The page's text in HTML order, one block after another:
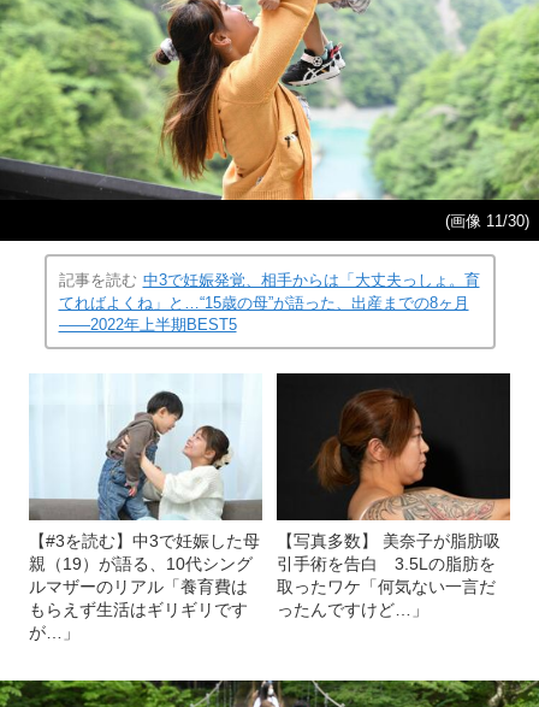
(画像 11/30)
記事を読む 中3で妊娠発覚、相手からは「大丈夫っしょ。育
てればよくね」と…“15歳の母”が語った、出産までの8ヶ月
――2022年上半期BEST5
【#3を読む】中3で妊娠した母
親（19）が語る、10代シング
ルマザーのリアル「養育費は
もらえず生活はギリギリです
が…」
【写真多数】 美奈子が脂肪吸
引手術を告白 3.5Lの脂肪を
取ったワケ「何気ない一言だ
ったんですけど…」